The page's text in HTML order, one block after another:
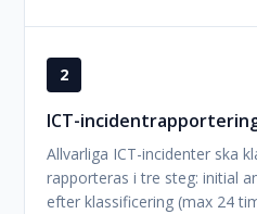
2
ICT-
Allvarliga ICT-incidenter ska
rapporteras i tre steg: initial
efter klassificering (max 24